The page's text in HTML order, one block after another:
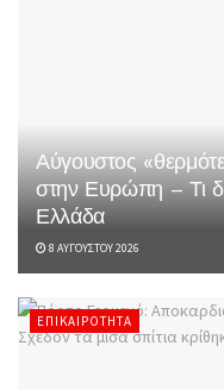
Αύγουστος
στην Ευρώπη – Τι
Ελλάδα
8 ΑΥΓΟΎΣΤΟΥ 2026
ΕΠΙΚΑΙΡΌΤΗΤΑ